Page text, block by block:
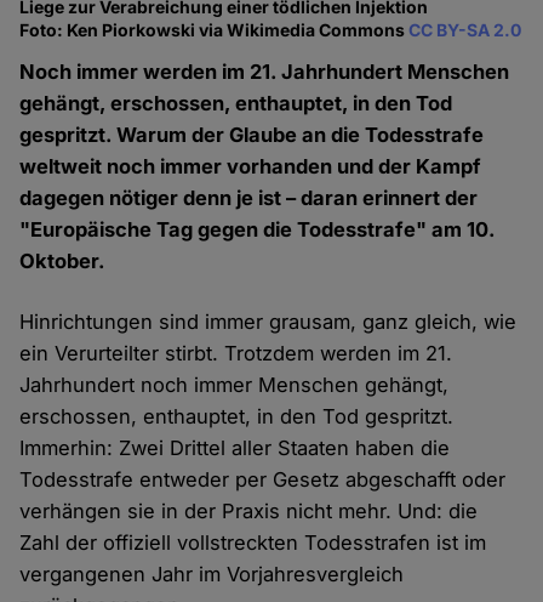
Liege zur Verabreichung einer tödlichen Injektion
Foto: Ken Piorkowski via Wikimedia CommonsCC BY-SA 2.0
Noch immer werden im 21. Jahrhundert Menschen
gehängt, erschossen, enthauptet, in den Tod
gespritzt. Warum der Glaube an die Todesstrafe
weltweit noch immer vorhanden und der Kampf
dagegen nötiger denn je ist – daran erinnert der
"Europäische Tag gegen die Todesstrafe" am 10.
Oktober.
Hinrichtungen sind immer grausam, ganz gleich, wie
ein Verurteilter stirbt. Trotzdem werden im 21.
Jahrhundert noch immer Menschen gehängt,
erschossen, enthauptet, in den Tod gespritzt.
Immerhin: Zwei Drittel aller Staaten haben die
Todesstrafe entweder per Gesetz abgeschafft oder
verhängen sie in der Praxis nicht mehr. Und: die
Zahl der offiziell vollstreckten Todesstrafen ist im
vergangenen Jahr im Vorjahresvergleich